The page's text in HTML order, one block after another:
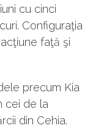
cu cinci
Configuraţia
faţă şi
precum Kia
cei de la
din Cehia.